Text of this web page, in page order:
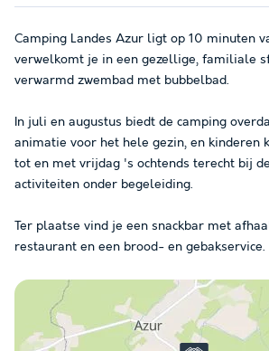
Camping Landes Azur ligt op 10 minuten
verwelkomt je in een gezellige, familiale
verwarmd zwembad met bubbelbad.
In juli en augustus biedt de camping
animatie voor het hele gezin, en kinderen
tot en met vrijdag 's ochtends terecht bij
activiteiten onder begeleiding.
Ter plaatse vind je een snackbar met
restaurant en een brood- en gebakservice.